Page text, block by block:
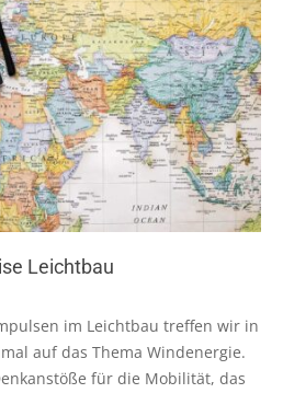
Leichtbau
im Leichtbau treffen wir in
auf das Thema Windenergie.
für die Mobilität, das